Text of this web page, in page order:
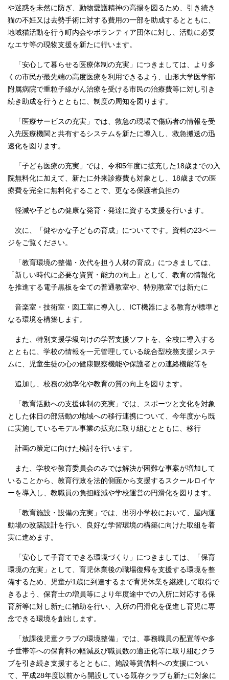
や迷惑を未然に防ぎ、動物愛護精神の高揚を図るため、引き続き
猫の不妊又は去勢手術に対する費用の一部を助成するとともに、
地域猫活動を行う町内会やボランティア団体に対し、活動に必要
なエサ等の現物支援を新たに行います。
「安心して暮らせる医療体制の充実」につきましては、より多
くの市民が最先端の高度医療を利用できるよう、山形大学医学部
附属病院で重粒子線がん治療を受ける市民の治療費等に対し引き
続き助成を行うとともに、制度の周知を図ります。
「医療サービスの充実」では、救急の現場で傷病者の情報を受
入先医療機関と共有するシステムを新たに導入し、救急搬送の迅
速化を図ります。
「子ども医療の充実」では、令和5年度に拡充した18歳までの入
院無料化に加えて、新たに外来診療費も対象とし、18歳までの医
療費を完全に無料化することで、更なる保護者負担の
軽減や子どもの健康な発育・発達に資する支援を行います。
次に、「健やかな子どもの育成」についてです。資料の23ペー
ジをご覧ください。
「教育環境の整備・次代を担う人材の育成」につきましては、
「新しい時代に必要な資質・能力の向上」として、教育の情報化
を推進する電子黒板を全ての普通教室や、特別教室では新たに
音楽室・技術室・図工室に導入し、ICT機器による教育が標準と
なる環境を構築します。
また、特別支援学級向けの学習支援ソフトを、全校に導入する
とともに、学校の情報を一元管理している統合型校務支援システ
ムに、児童生徒の心の健康観察機能や保護者との連絡機能等を
追加し、校務の効率化や教育の質の向上を図ります。
「教育活動への支援体制の充実」では、スポーツと文化を対象
とした休日の部活動の地域への移行連携について、今年度から既
に実施しているモデル事業の拡充に取り組むとともに、移行
計画の策定に向けた検討を行います。
また、学校や教育委員会のみでは解決が困難な事案が増加して
いることから、教育行政を法的側面から支援するスクールロイヤ
ーを導入し、教職員の負担軽減や学校運営の円滑化を図ります。
「教育施設・設備の充実」では、出羽小学校において、屋内運
動場の改築設計を行い、良好な学習環境の構築に向けた取組を着
実に進めます。
「安心して子育てできる環境づくり」につきましては、「保育
環境の充実」として、育児休業後の職場復帰を支援する環境を整
備するため、児童が1歳に到達するまで育児休業を継続して取得で
きるよう、保育士の増員等により年度途中での入所に対応する保
育所等に対し新たに補助を行い、入所の円滑化を促進し育児に専
念できる環境を創出します。
「放課後児童クラブの環境整備」では、事務職員の配置等や多
子世帯等への保育料の軽減及び職員数の適正化等に取り組むクラ
ブを引き続き支援するとともに、施設等賃借料への支援につい
て、平成28年度以前から開設している既存クラブも新たに対象に